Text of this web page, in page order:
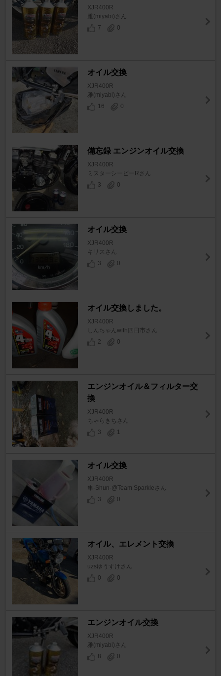
XJR400R
雅(miyabi)さん
7
0
オイル交換
XJR400R
雅(miyabi)さん
16
0
備忘録 エンジンオイル交換
XJR400R
ミスターシービーRさん
3
0
オイル交換
XJR400R
キリスさん
3
0
オイル交換しました。
XJR400R
しんちゃんwith四日市さん
2
0
エンジンオイル＆フィルター交
換
XJR400R
ちゃらきちさん
3
1
オイル交換
XJR400R
隼-Shun-@Team Sparkleさん
3
0
オイル、エレメント交換
XJR400R
uzsゆうすけさん
0
0
エンジンオイル交換
XJR400R
雅(miyabi)さん
8
0